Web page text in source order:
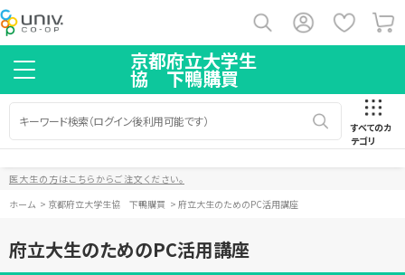
京都府立大学生
協 下鴨購買
すべてのカ
テゴリ
医大生の方はこちらからご注文ください。
ホーム > 京都府立大学生協 下鴨購買 > 府立大生のためのPC活用講座
府立大生のためのPC活用講座